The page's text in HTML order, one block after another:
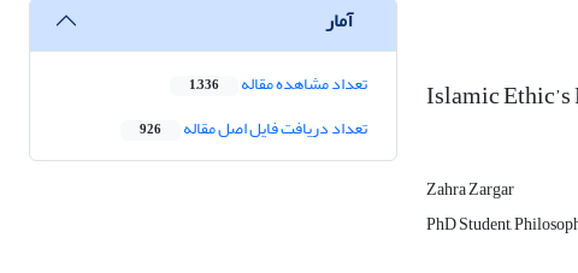
Islamic
Zahra Zargar
PhD Student,
آمار
تعداد مشاهده مقاله 1,336
تعداد دریافت فایل اصل مقاله 926